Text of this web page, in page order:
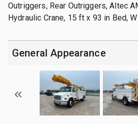
Outriggers, Rear Outriggers, Altec
Hydraulic Crane, 15 ft x 93 in Bed,
General Appearance